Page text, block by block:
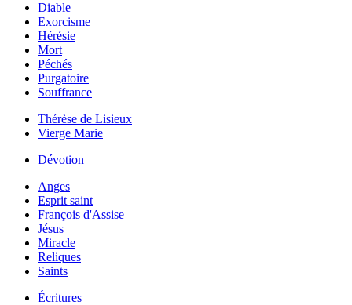
Diable
Exorcisme
Hérésie
Mort
Péchés
Purgatoire
Souffrance
Thérèse de Lisieux
Vierge Marie
Dévotion
Anges
Esprit saint
François d'Assise
Jésus
Miracle
Reliques
Saints
Écritures